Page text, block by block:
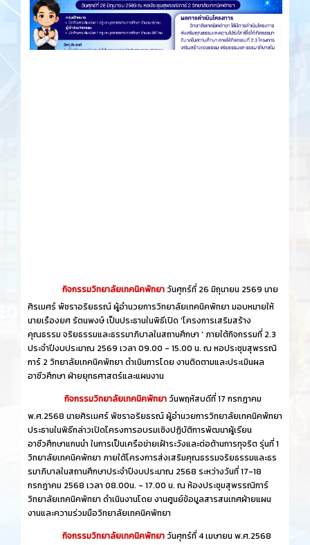
กิจกรรมวิทยาลัยเทคนิคพัทยาวันศุกร์​ที่ 26 ​มิถุนายน​ 2569 นาย
ศิรเมศร์ พัชราอริยธรณ์ ผู้อำนวยการวิทยาลัยเทคนิคพัทยา มอบหมายให้
นายเรืองยศ รัตนพงษ์ เป็นประธานในพิธีเปิด 'โครงการเสริมสร้าง
คุณธรรม จริยธรรมและธรรมาภิบาลในสถานศึกษา ' ภายใต้กิจกรรมที่ 2.3
ประจำปีงบประมาณ 2569 เวลา 09.00 - 15.00 น. ณ หอประชุมสุพรรณิ
การ์ 2 วิทยาลัยเทคนิคพัทยา ดำเนินการโดย งานติดตามและประเมินผล
อาชีวศึกษา ฝ่ายยุทธศาสตร์และแผนงาน
กิจกรรมวิทยาลัยเทคนิคพัทยาวันพฤหัสบดีที่ 17 กรกฎาคม
พ.ศ.2568 นายศิรเมศร์ พัชราอริยธรณ์ ผู้อำนวยการวิทยาลัยเทคนิคพัทยา
ประธานในพิธีกล่าวเปิดโครงการอบรมเชิงปฏิบัติการพัฒนาผู้เรียน
อาชีวศึกษาแกนนำ ในการเป็นเครือข่ายเฝ้าระวังและต่อต้านการทุจริต รุ่นที่ 1
วิทยาลัยเทคนิคพัทยา ภายใต้โครงการส่งเสริมคุณธรรมจริยธรรมและธร
รมาภิบาลในสถานศึกษาประจำปีงบประมาณ 2568 ระหว่างวันที่ 17-18
กรกฎาคม 2568 เวลา 08.00น. - 17.00 น. ณ ห้องประชุมสุพรรณิการ์
วิทยาลัยเทคนิคพัทยา ดำเนินงานโดย งานศูนย์ข้อมูลสารสนเทศฝ่ายแผน
งานและความร่วมมือวิทยาลัยเทคนิคพัทยา
กิจกรรมวิทยาลัยเทคนิคพัทยาวันศุกร์ที่ 4 เมษายน พ.ศ.2568